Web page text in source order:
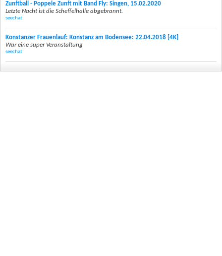
Zunftball - Poppele Zunft mit Band Fly: Singen, 15.02.2020
Letzte Nacht ist die Scheffelhalle abgebrannt.
seechat
Konstanzer Frauenlauf: Konstanz am Bodensee: 22.04.2018 [4K]
War eine super Veranstaltung
seechat